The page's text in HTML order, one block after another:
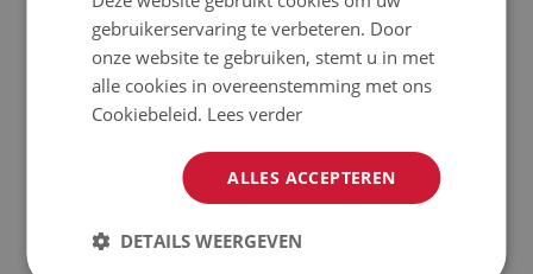
vlekken en water.
Houd er rekening mee dat gebruiksschade door het
verstrijken van de tijd (bijv. schaafwonden) niet vatbaar is
Hoe zorg je voor het product?
Reinig met een vochtige doek -gebruik geen sterke
gebruikerservaring te verbeteren. Door
onze website te gebruiken, stemt u in met
alle cookies in overeenstemming met ons
Cookiebeleid. Lees verder
ALLES ACCEPTEREN
DETAILS WEERGEVEN